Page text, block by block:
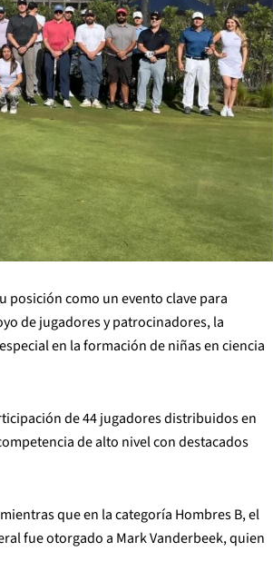
posición como un evento clave para
de jugadores y patrocinadores, la
en la formación de niñas en ciencia
de 44 jugadores distribuidos en
de alto nivel con destacados
que en la categoría Hombres B, el
fue otorgado a Mark Vanderbeek, quien